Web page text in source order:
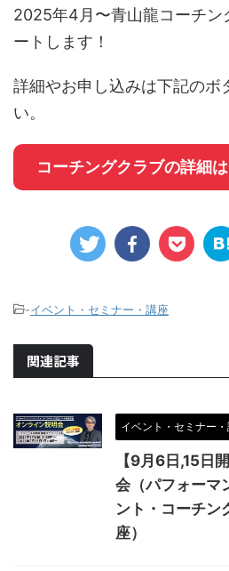
2025年4月〜青山龍コーチン
ートします！
詳細やお申し込みは下記のボ
い。
コーチングクラブの詳細
-イベント・セミナー・講座
関連記事
イベント・セミナー
【9月6日,15日
会（パフォーマ
ント・コーチン
座）